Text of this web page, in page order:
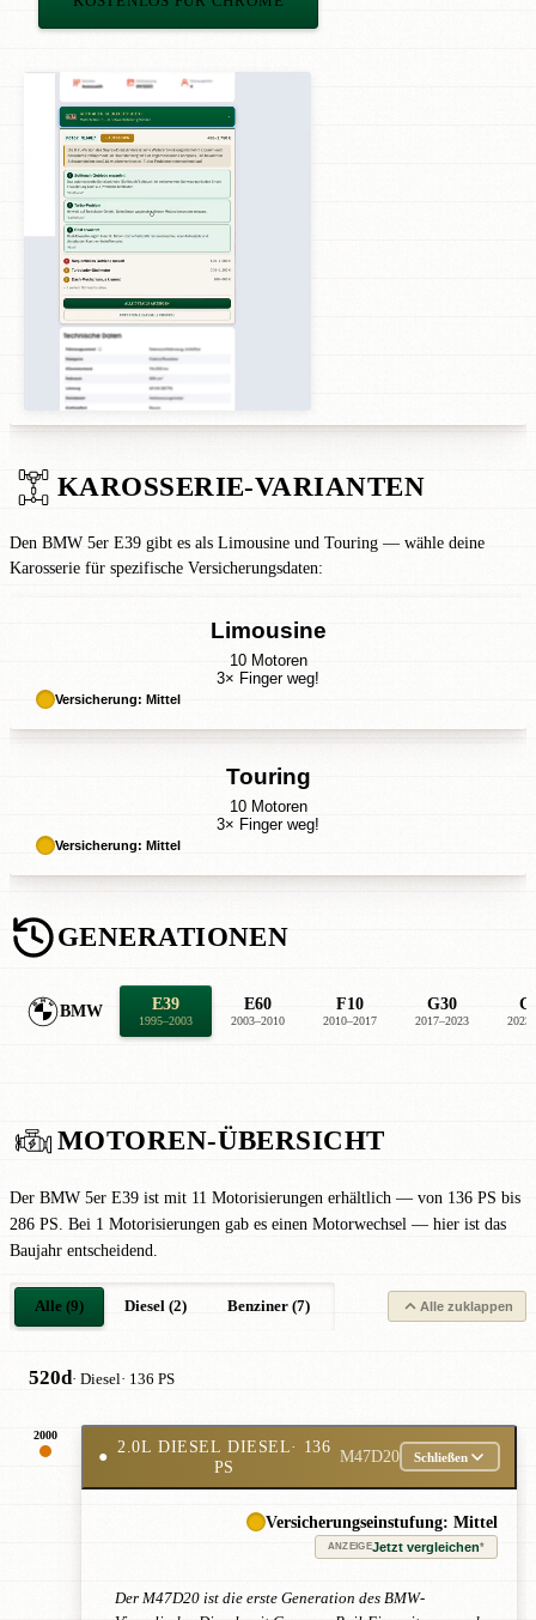
KAROSSERIE-VARIANTEN
Den BMW 5er E39 gibt es als Limousine und Touring — wähle deine
Karosserie für spezifische Versicherungsdaten:
Limousine
10 Motoren
3× Finger weg!
Versicherung: Mittel
Touring
10 Motoren
3× Finger weg!
Versicherung: Mittel
GENERATIONEN
BMW E39
1995–2003
E60
2003–2010
F10
2010–2017
G30
2017–2023
MOTOREN-ÜBERSICHT
Der BMW 5er E39 ist mit 11 Motorisierungen erhältlich — von 136 PS bis
286 PS. Bei 1 Motorisierungen gab es einen Motorwechsel — hier ist das
Baujahr entscheidend.
Alle (9) Diesel (2) Benziner (7) Alle zuklappen
520d· Diesel· 136 PS
2000
●
2.0L DIESEL DIESEL· 136
PS
M47D20 Schließen
Versicherungseinstufung: Mittel
ANZEIGEJetzt vergleichen*
Der M47D20 ist die erste Generation des BMW-